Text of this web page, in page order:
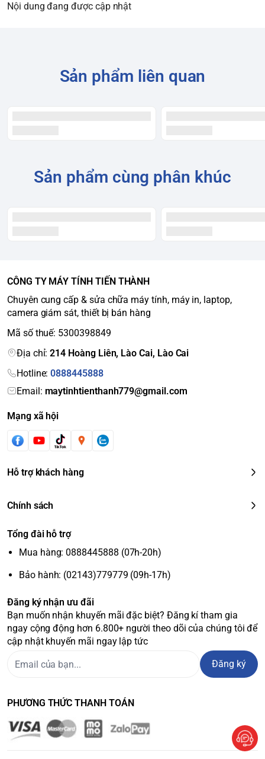
Nội dung đang được cập nhật
Sản phẩm liên quan
Sản phẩm cùng phân khúc
CÔNG TY MÁY TÍNH TIẾN THÀNH
Chuyên cung cấp & sửa chữa máy tính, máy in, laptop,
camera giám sát, thiết bị bán hàng
Mã số thuế: 5300398849
Địa chỉ:214 Hoàng Liên, Lào Cai, Lào Cai
Hotline:0888445888
Email: maytinhtienthanh779@gmail.com
Mạng xã hội
Hỗ trợ khách hàng
Chính sách
Tổng đài hỗ trợ
Mua hàng: 0888445888 (07h-20h)
Bảo hành: (02143)779779 (09h-17h)
Đăng ký nhận ưu đãi
Bạn muốn nhận khuyến mãi đặc biệt? Đăng kí tham gia
ngay cộng động hơn 6.800+ người theo dõi của chúng tôi để
cập nhật khuyến mãi ngay lập tức
Đăng ký
PHƯƠNG THỨC THANH TOÁN